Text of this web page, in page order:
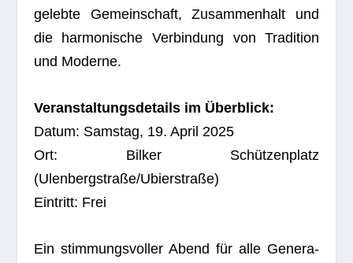
gelebte Gemein­schaft, Zusam­men­halt und
die har­mo­ni­sche Ver­bin­dung von Tra­di­tion
und Moderne.
Ver­an­stal­tungs­de­tails im Über­blick:
Datum: Sams­tag, 19. April 2025
Ort: Bil­ker Schüt­zen­platz
(Ulenbergstraße/Ubierstraße)
Ein­tritt: Frei
Ein stim­mungs­vol­ler Abend für alle Gene­ra­